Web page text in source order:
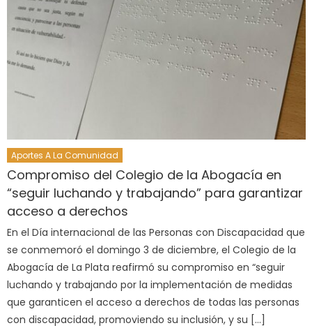
Aportes A La Comunidad
Compromiso del Colegio de la Abogacía en
“seguir luchando y trabajando” para garantizar
acceso a derechos
En el Día internacional de las Personas con Discapacidad que
se conmemoró el domingo 3 de diciembre, el Colegio de la
Abogacía de La Plata reafirmó su compromiso en “seguir
luchando y trabajando por la implementación de medidas
que garanticen el acceso a derechos de todas las personas
con discapacidad, promoviendo su inclusión, y su […]